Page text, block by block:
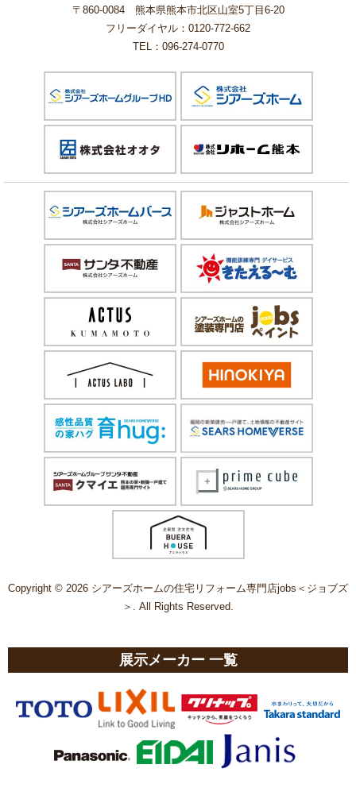
〒860-0084 熊本県熊本市北区山室5丁目6-20
フリーダイヤル：0120-772-662
TEL：096-274-0770
Copyright © 2026 シアーズホームの住宅リフォーム専門店jobs＜ジョブズ
＞. All Rights Reserved.
展示メーカー 一覧